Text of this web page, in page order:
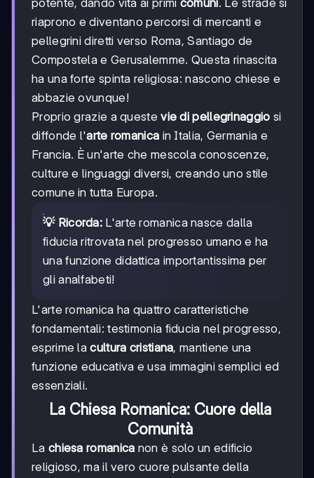
potente, dando vita ai primi comuni. Le strade si
riaprono e diventano percorsi di mercanti e
pellegrini diretti verso Roma, Santiago de
Compostela e Gerusalemme. Questa rinascita
ha una forte spinta religiosa: nascono chiese e
abbazie ovunque!
Proprio grazie a questevie di pellegrinaggio si
diffonde l'arte romanica in Italia, Germania e
Francia. È un'arte che mescola conoscenze,
culture e linguaggi diversi, creando uno stile
comune in tutta Europa.
💡 Ricorda: L'arte romanica nasce dalla
fiducia ritrovata nel progresso umano e ha
una funzione didattica importantissima per
gli analfabeti!
L'arte romanica ha quattro caratteristiche
fondamentali: testimonia fiducia nel progresso,
esprime lacultura cristiana, mantiene una
funzione educativa e usa immagini semplici ed
essenziali.
La Chiesa Romanica: Cuore della
Comunità
La chiesa romanica non è solo un edificio
religioso, ma il vero cuore pulsante della